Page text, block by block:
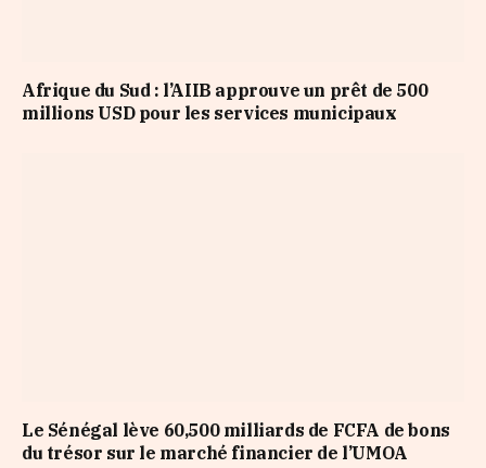
Afrique du Sud : l’AIIB approuve un prêt de 500
millions USD pour les services municipaux
Le Sénégal lève 60,500 milliards de FCFA de bons
du trésor sur le marché financier de l’UMOA